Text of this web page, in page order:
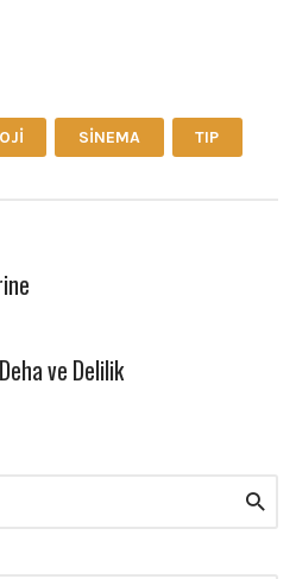
SINEMA TIP
ve Delilik